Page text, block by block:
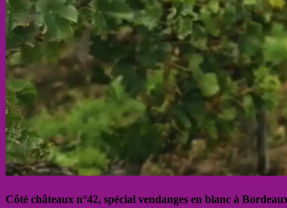
Côté châteaux n°42, spécial vendanges en blanc à